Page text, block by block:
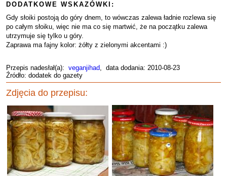
DODATKOWE WSKAZÓWKI:
Gdy słoiki postoją do góry dnem, to wówczas zalewa ładnie rozlewa się
po całym słoiku, więc nie ma co się martwić, że na początku zalewa
utrzymuje się tylko u góry.
Zaprawa ma fajny kolor: żółty z zielonymi akcentami :)
Przepis nadesłał(a): veganjihad, data dodania: 2010-08-23
Źródło: dodatek do gazety
Zdjęcia do przepisu: